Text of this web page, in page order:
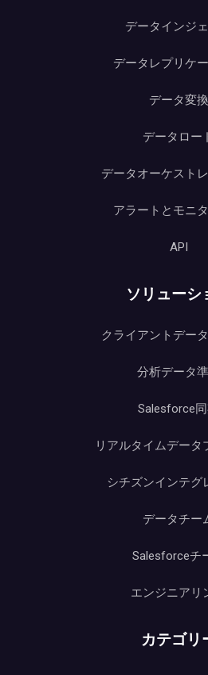
データインジ
データレプリケ
データ変換
データロー
データオーケスト
アラートとモニ
API
ソリューシ
クライアントデー
分析データ
Salesforce
リアルタイムデータ
シチズンインテグ
データチー
Salesforceチ
エンジニアリ
カテゴリ